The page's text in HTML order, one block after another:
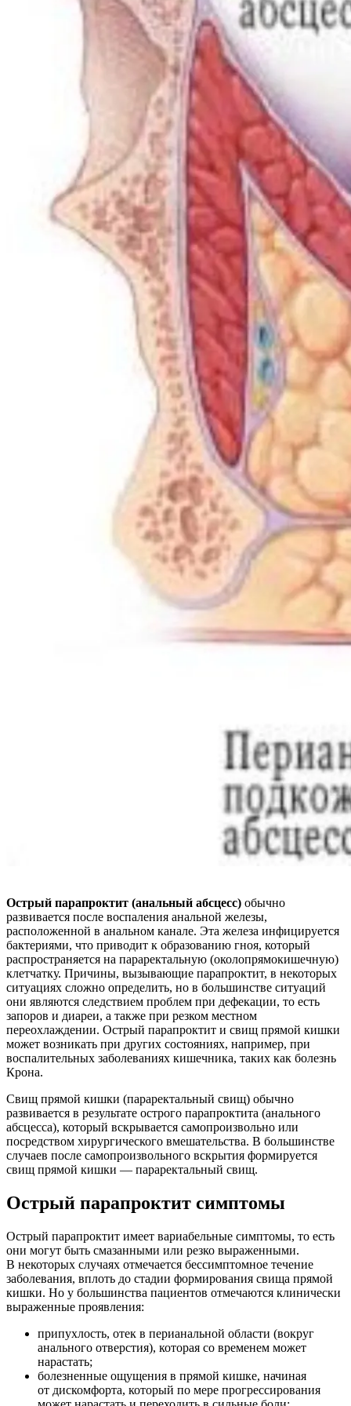
Острый парапроктит (анальный абсцесс) обычно
развивается после воспаления анальной железы,
расположенной в анальном канале. Эта железа инфицируется
бактериями, что приводит к образованию гноя, который
распространяется на параректальную (околопрямокишечную)
клетчатку. Причины, вызывающие парапроктит, в некоторых
ситуациях сложно определить, но в большинстве ситуаций
они являются следствием проблем при дефекации, то есть
запоров и диареи, а также при резком местном
переохлаждении. Острый парапроктит и свищ прямой кишки
может возникать при других состояниях, например, при
воспалительных заболеваниях кишечника, таких как болезнь
Крона.
Свищ прямой кишки (параректальный свищ) обычно
развивается в результате острого парапроктита (анального
абсцесса), который вскрывается самопроизвольно или
посредством хирургического вмешательства. В большинстве
случаев после самопроизвольного вскрытия формируется
свищ прямой кишки — параректальный свищ.
Острый парапроктит симптомы
Острый парапроктит имеет вариабельные симптомы, то есть
они могут быть смазанными или резко выраженными.
В некоторых случаях отмечается бессимптомное течение
заболевания, вплоть до стадии формирования свища прямой
кишки. Но у большинства пациентов отмечаются клинически
выраженные проявления:
припухлость, отек в перианальной области (вокруг
анального отверстия), которая со временем может
нарастать;
болезненные ощущения в прямой кишке, начиная
от дискомфорта, который по мере прогрессирования